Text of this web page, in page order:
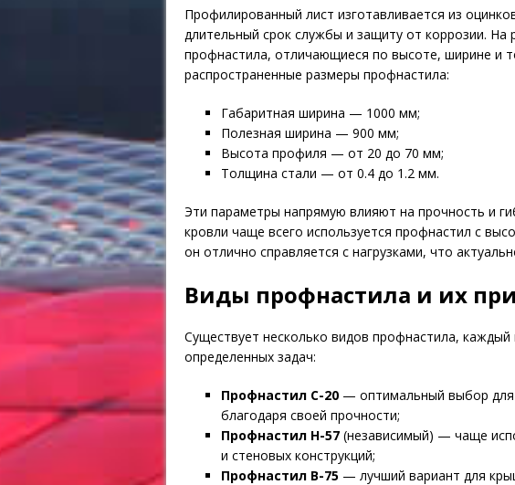
Профилированный лист изготавливается из
длительный срок службы и защиту от коррозии. На
профнастила, отличающиеся по высоте, ширине и
распространенные размеры профнастила:
Габаритная ширина — 1000 мм;
Полезная ширина — 900 мм;
Высота профиля — от 20 до 70 мм;
Толщина стали — от 0.4 до 1.2 мм.
Эти параметры напрямую влияют на прочность и
кровли чаще всего используется профнастил с
он отлично справляется с нагрузками, что
Виды профнастила и их
Существует несколько видов профнастила, каждый
определенных задач:
Профнастил С-20 — оптимальный выбор для
благодаря своей прочности;
Профнастил Н-57 (независимый) — чаще
и стеновых конструкций;
Профнастил В-75 — лучший вариант для